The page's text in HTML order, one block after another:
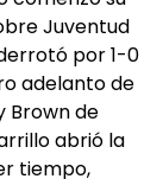
Juventud
por 1-0
adelanto de
Brown de
abrió la
tiempo,